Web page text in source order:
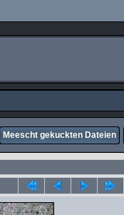
Meescht gekuckten Dateien